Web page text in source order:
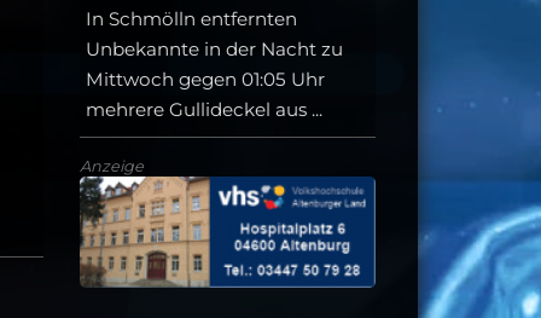
In Schmölln entfernten
Unbekannte in der Nacht zu
Mittwoch gegen 01:05 Uhr
mehrere Gullideckel aus ...
Anzeige